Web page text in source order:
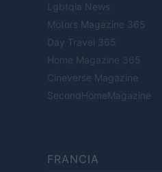
Lgbtqia News
Motors Magazine 365
Day Travel 365
Home Magazine 365
Cineverse Magazine
SecondHomeMagazine
FRANCIA